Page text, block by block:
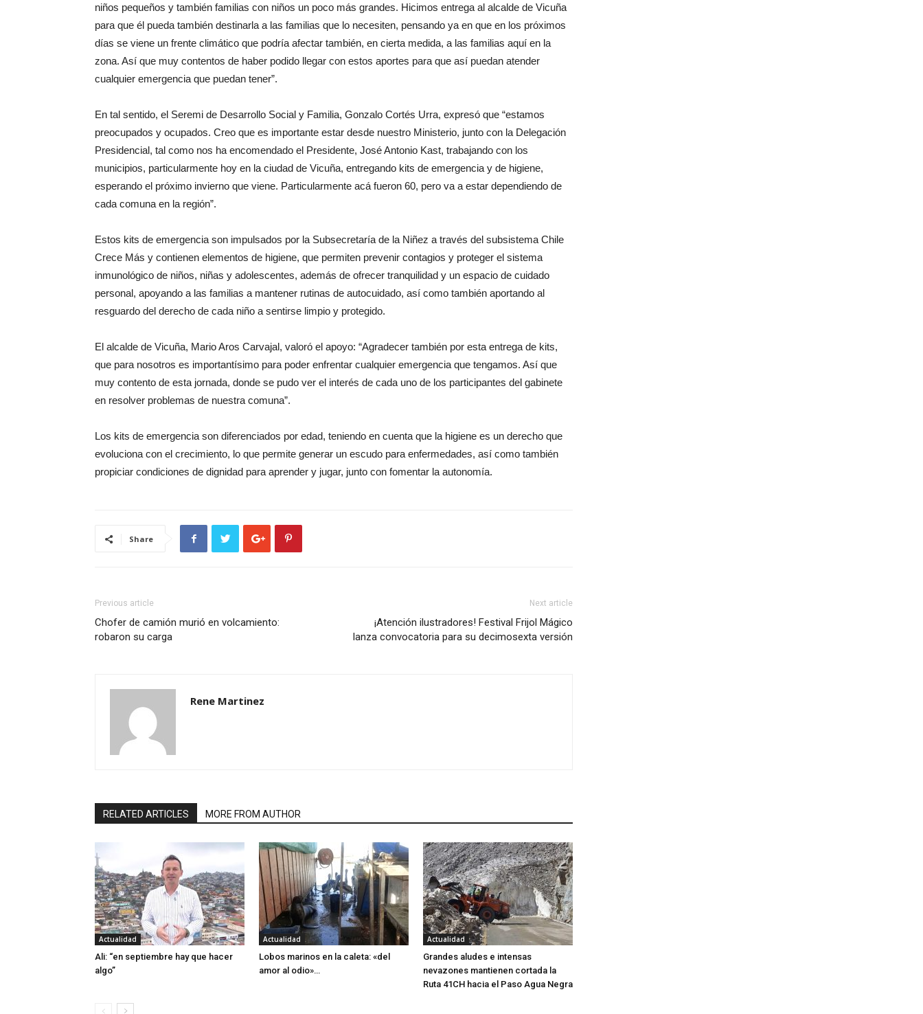
niños pequeños y también familias con niños un poco más grandes. Hicimos entrega al alcalde de Vicuña
para que él pueda también destinarla a las familias que lo necesiten, pensando ya en que en los próximos
días se viene un frente climático que podría afectar también, en cierta medida, a las familias aquí en la
zona. Así que muy contentos de haber podido llegar con estos aportes para que así puedan atender
cualquier emergencia que puedan tener”.
En tal sentido, el Seremi de Desarrollo Social y Familia, Gonzalo Cortés Urra, expresó que “estamos
preocupados y ocupados. Creo que es importante estar desde nuestro Ministerio, junto con la Delegación
Presidencial, tal como nos ha encomendado el Presidente, José Antonio Kast, trabajando con los
municipios, particularmente hoy en la ciudad de Vicuña, entregando kits de emergencia y de higiene,
esperando el próximo invierno que viene. Particularmente acá fueron 60, pero va a estar dependiendo de
cada comuna en la región”.
Estos kits de emergencia son impulsados por la Subsecretaría de la Niñez a través del subsistema Chile
Crece Más y contienen elementos de higiene, que permiten prevenir contagios y proteger el sistema
inmunológico de niños, niñas y adolescentes, además de ofrecer tranquilidad y un espacio de cuidado
personal, apoyando a las familias a mantener rutinas de autocuidado, así como también aportando al
resguardo del derecho de cada niño a sentirse limpio y protegido.
El alcalde de Vicuña, Mario Aros Carvajal, valoró el apoyo: “Agradecer también por esta entrega de kits,
que para nosotros es importantísimo para poder enfrentar cualquier emergencia que tengamos. Así que
muy contento de esta jornada, donde se pudo ver el interés de cada uno de los participantes del gabinete
en resolver problemas de nuestra comuna”.
Los kits de emergencia son diferenciados por edad, teniendo en cuenta que la higiene es un derecho que
evoluciona con el crecimiento, lo que permite generar un escudo para enfermedades, así como también
propiciar condiciones de dignidad para aprender y jugar, junto con fomentar la autonomía.
Share
Previous article
Chofer de camión murió en volcamiento:
robaron su carga
Next article
¡Atención ilustradores! Festival Frijol Mágico
lanza convocatoria para su decimosexta versión
Rene Martinez
RELATED ARTICLES MORE FROM AUTHOR
Actualidad
Ali: “en septiembre hay que hacer
algo”
Actualidad
Lobos marinos en la caleta: «del
amor al odio»…
Actualidad
Grandes aludes e intensas
nevazones mantienen cortada la
Ruta 41CH hacia el Paso Agua Negra